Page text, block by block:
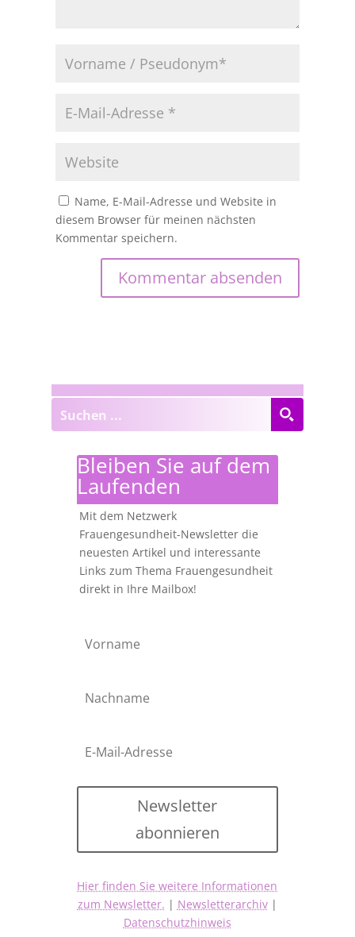
Name, E-Mail-Adresse und Website in
diesem Browser für meinen nächsten
Kommentar speichern.
Bleiben Sie auf dem
Laufenden
Mit dem Netzwerk
Frauengesundheit-Newsletter die
neuesten Artikel und interessante
Links zum Thema Frauengesundheit
direkt in Ihre Mailbox!
Newsletter
abonnieren
Hier finden Sie weitere Informationen
zum Newsletter. | Newsletterarchiv|
Datenschutzhinweis